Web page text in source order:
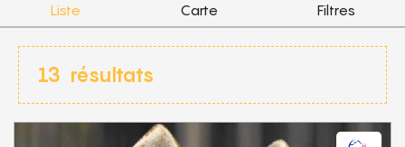
Liste Carte Filtres
13 résultats